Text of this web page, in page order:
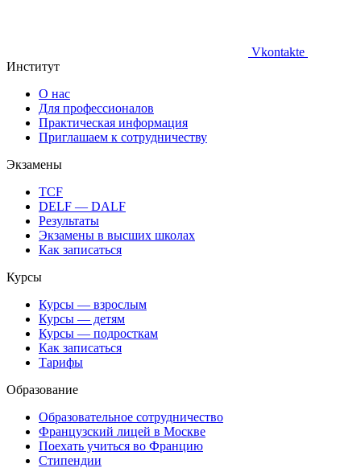
Vkontakte
Институт
О нас
Для профессионалов
Практическая информация
Приглашаем к сотрудничеству
Экзамены
TCF
DELF — DALF
Результаты
Экзамены в высших школах
Как записаться
Курсы
Курсы — взрослым
Курсы — детям
Курсы — подросткам
Как записаться
Тарифы
Образование
Образовательное сотрудничество
Французский лицей в Москве
Поехать учиться во Францию
Стипендии